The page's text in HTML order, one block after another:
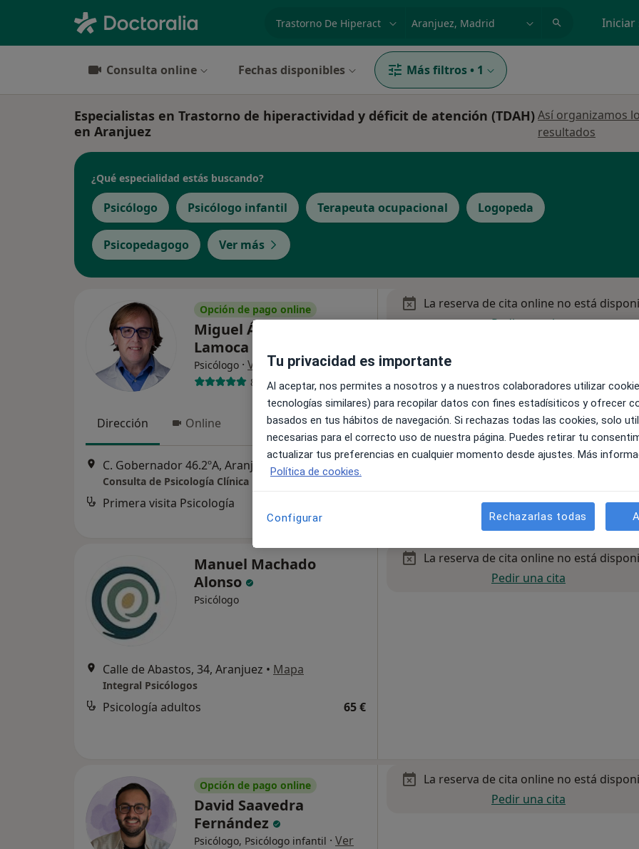
Iniciar
Consulta online Fechas disponibles Más filtros • 1
Especialistas en Trastorno de hiperactividad y déficit de atención (TDAH)
en Aranjuez
Así organizamos
resultados
¿Qué especialidad estás buscando?
Psicólogo Psicólogo infantil Terapeuta ocupacional Logopeda
Psicopedagogo Ver más
Opción de pago online
Miguel Ángel Rizaldos
Lamoca
Psicólogo · Ver más
89 opiniones
Dirección Online
C. Gobernador 46.2ºA, Aranjuez• Mapa
Consulta de Psicología Clínica Rizaldos
Primera visita Psicología
La reserva de cita online no está
Pedir una cita
Manuel Machado
Alonso
Psicólogo
Calle de Abastos, 34, Aranjuez • Mapa
Integral Psicólogos
Psicología adultos 65 €
La reserva de cita online no está
Pedir una cita
Opción de pago online
David Saavedra
Fernández
Psicólogo, Psicólogo infantil · Ver
La reserva de cita online no está
Pedir una cita
Tu privacidad es importante
Al aceptar, nos permites a nosotros y a nuestros colaboradores utilizar
tecnologías similares) para recopilar datos con fines estadísiticos y ofrecer
basados en tus hábitos de navegación. Si rechazas todas las cookies, solo
necesarias para el correcto uso de nuestra página. Puedes retirar tu
actualizar tus preferencias en cualquier momento desde ajustes. Más
Política de cookies.
Configurar Rechazarlas todas